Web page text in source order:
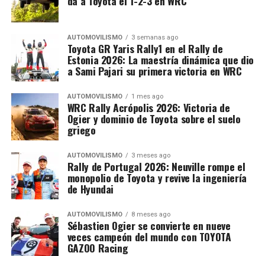
AUTOMOVILISMO 3 semanas ago
Toyota GR Yaris Rally1 en el Rally de
Estonia 2026: La maestría dinámica que dio
a Sami Pajari su primera victoria en WRC
AUTOMOVILISMO 1 mes ago
WRC Rally Acrópolis 2026: Victoria de
Ogier y dominio de Toyota sobre el suelo
griego
AUTOMOVILISMO 3 meses ago
Rally de Portugal 2026: Neuville rompe el
monopolio de Toyota y revive la ingeniería
de Hyundai
AUTOMOVILISMO 8 meses ago
Sébastien Ogier se convierte en nueve
veces campeón del mundo con TOYOTA
GAZOO Racing